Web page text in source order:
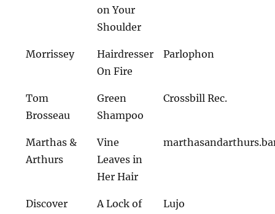
on Your
Shoulder
Morrissey
Hairdresser
On Fire
Parlophon
Tom
Brosseau
Green
Shampoo
Crossbill Rec.
Marthas &
Arthurs
Vine
Leaves in
Her Hair
Discover
A Lock of
Lujo